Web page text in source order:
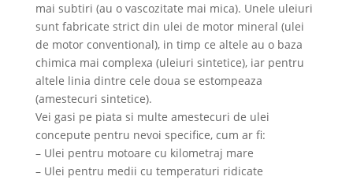
mai subtiri (au o vascozitate mai mica). Unele uleiuri
sunt fabricate strict din ulei de motor mineral (ulei
de motor conventional), in timp ce altele au o baza
chimica mai complexa (uleiuri sintetice), iar pentru
altele linia dintre cele doua se estompeaza
(amestecuri sintetice).
Vei gasi pe piata si multe amestecuri de ulei
concepute pentru nevoi specifice, cum ar fi:
– Ulei pentru motoare cu kilometraj mare
– Ulei pentru medii cu temperaturi ridicate